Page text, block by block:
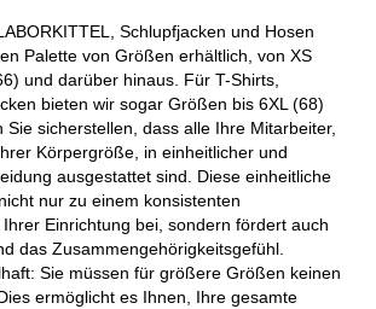
Schlupfjacken und Hosen
Palette von Größen erhältlich, von XS
und darüber hinaus. Für T-Shirts,
bieten wir sogar Größen bis 6XL (68)
Sie sicherstellen, dass alle Ihre Mitarbeiter,
Körpergröße, in einheitlicher und
ausgestattet sind. Diese einheitliche
nur zu einem konsistenten
Einrichtung bei, sondern fördert auch
das Zusammengehörigkeitsgefühl.
Sie müssen für größere Größen keinen
ermöglicht es Ihnen, Ihre gesamte